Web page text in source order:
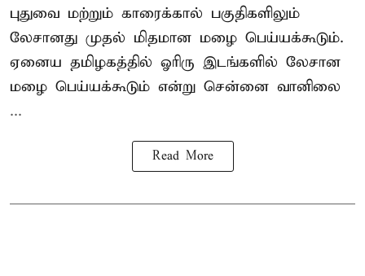
புதுவை மற்றும் காரைக்கால் பகுதிகளிலும்
லேசானது முதல் மிதமான மழை பெய்யக்கூடும்.
ஏனைய தமிழகத்தில் ஓரிரு இடங்களில் லேசான
மழை பெய்யக்கூடும் என்று சென்னை வானிலை
...
Read More